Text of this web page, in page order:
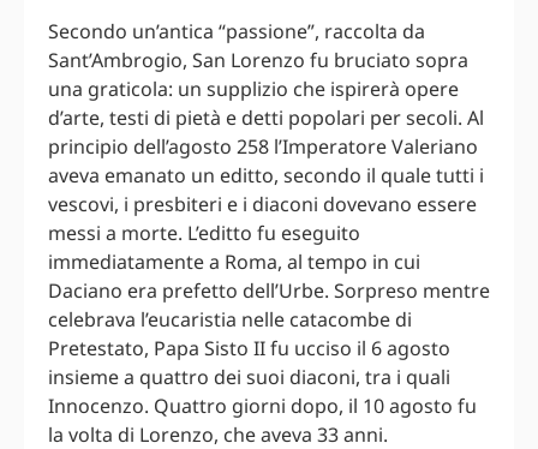
Secondo un’antica “passione”, raccolta da
Sant’Ambrogio, San Lorenzo fu bruciato sopra
una graticola: un supplizio che ispirerà opere
d’arte, testi di pietà e detti popolari per secoli. Al
principio dell’agosto 258 l’Imperatore Valeriano
aveva emanato un editto, secondo il quale tutti i
vescovi, i presbiteri e i diaconi dovevano essere
messi a morte. L’editto fu eseguito
immediatamente a Roma, al tempo in cui
Daciano era prefetto dell’Urbe. Sorpreso mentre
celebrava l’eucaristia nelle catacombe di
Pretestato, Papa Sisto II fu ucciso il 6 agosto
insieme a quattro dei suoi diaconi, tra i quali
Innocenzo. Quattro giorni dopo, il 10 agosto fu
la volta di Lorenzo, che aveva 33 anni.